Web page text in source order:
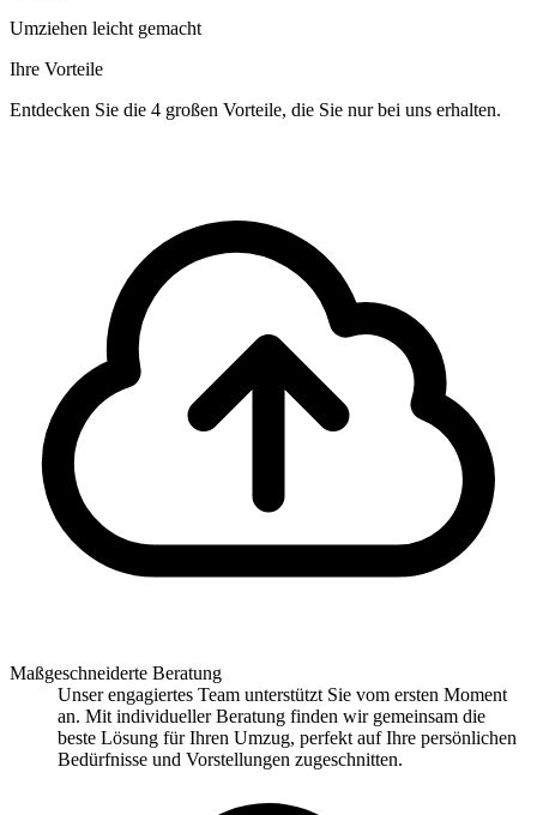
Umziehen leicht gemacht
Ihre Vorteile
Entdecken Sie die 4 großen Vorteile, die Sie nur bei uns erhalten.
Maßgeschneiderte Beratung
Unser engagiertes Team unterstützt Sie vom ersten Moment
an. Mit individueller Beratung finden wir gemeinsam die
beste Lösung für Ihren Umzug, perfekt auf Ihre persönlichen
Bedürfnisse und Vorstellungen zugeschnitten.